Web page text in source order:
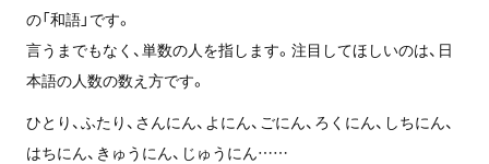
の「和語」です。
言うまでもなく、単数の人を指します。注目してほしいのは、日
本語の人数の数え方です。
ひとり、ふたり、さんにん、よにん、ごにん、ろくにん、しちにん、
はちにん、きゅうにん、じゅうにん……